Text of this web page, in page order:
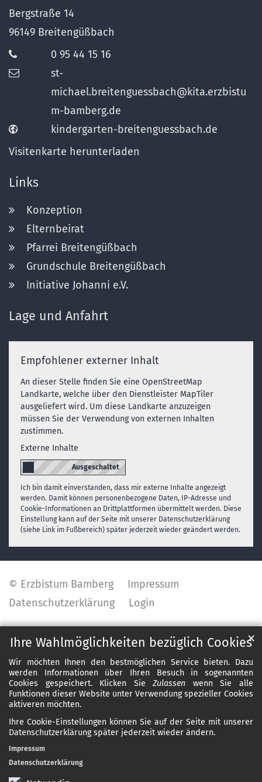
Ihre Wahlmöglichkeiten bezüglich Cookies
Wir möchten Ihnen den bestmöglichen Service bieten. Dazu
werden Informationen über Ihren Besuch in sogenannten
Cookies gespeichert. Klicken SieZulassen wenn Sie alle
Funktionen dieser Website unter Verwendung spezieller Cookies
aktiveren möchten.
Ihre Cookie-Einstellungen können Sie auf der Seite mit unserer
Datenschutzerklärung später jederzeit wieder ändern.
✕
Impressum
Datenschutzerklärung
Bergstraße 14
96149 Breitengüßbach
0 95 44 15 16
st-
michael.breitenguessbach@kita.erzbistu
m-bamberg.de
kindergarten-breitenguessbach.de
Visitenkarte herunterladen
Links
Konzeption
Elternbeirat
Pfarrei Breitengüßbach
Grundschule Breitengüßbach
Initiative Johanni e.V.
Lage und Anfahrt
Empfohlener externer Inhalt
An dieser Stelle finden Sie eine OpenStreetMap
Landkarte, welche über den Dienstleister MapTiler
ausgeliefert wird. Um diese Landkarte anzuzeigen
müssen Sie der Verwendung von externen Inhalten
zustimmen.
Externe Inhalte
Ich bin damit einverstanden, dass mir externe Inhalte angezeigt
werden. Damit können personenbezogene Daten, IP-Adresse und
Cookie-Informationen an Drittplattformen übermittelt werden. Diese
Einstellung kann auf der Seite mit unserer Datenschutzerklärung
(siehe Link im Fußbereich) später jederzeit wieder geändert werden.
© Erzbistum Bamberg
Impressum
Datenschutzerklärung
Login